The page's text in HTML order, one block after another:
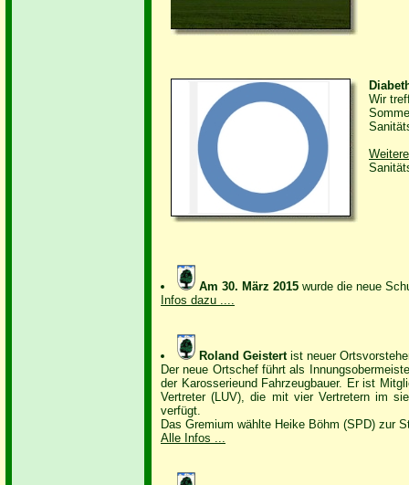
Wir
Am 30. März 2015wurde die neue
Infos dazu ....
Roland Geistertist neuer
Der neue Ortschef führt als
der Karosserieund Fahrzeugbauer. Er ist
Vertreter (LUV), die mit vier Vertretern im
verfügt.
Das Gremium wählte Heike Böhm (SPD) zur
Alle Infos ...